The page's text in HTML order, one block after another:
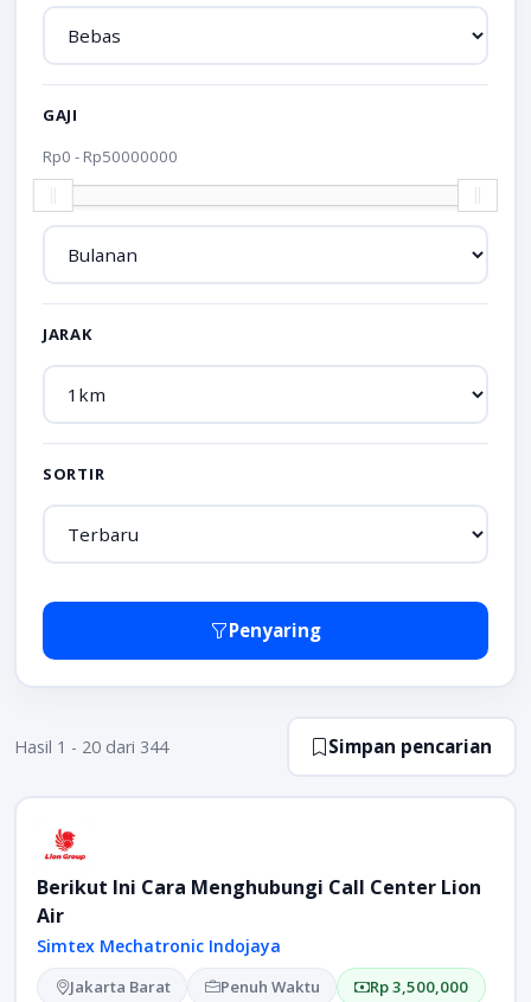
GAJI
Rp0 - Rp50000000
JARAK
SORTIR
Penyaring
Hasil 1 - 20 dari 344 Simpan pencarian
Berikut Ini Cara Menghubungi Call Center Lion
Air
Simtex Mechatronic Indojaya
Jakarta Barat Penuh Waktu Rp 3,500,000